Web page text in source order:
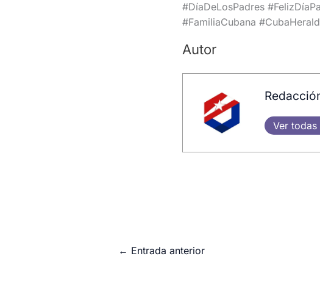
#DíaDeLosPadres
#FamiliaCubana #CubaHerald
Autor
Ver todas
← Entrada anterior